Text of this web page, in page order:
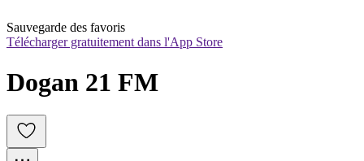
Sauvegarde des favoris
Télécharger gratuitement dans l'App Store
Dogan 21 FM